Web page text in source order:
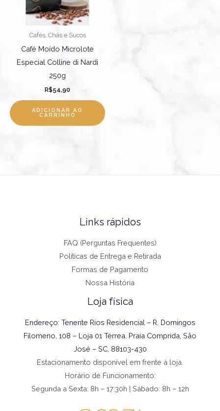
Cafés, Chás e Sucos
Café Moído Microlote
Especial Colline di Nardi
250g
R$54,90
ADICIONAR AO
CARRINHO
Links rápidos
FAQ (Perguntas Frequentes)
Políticas de Entrega e Retirada
Formas de Pagamento
Nossa História
Loja física
Endereço: Tenente Rios Residencial – R. Domingos
Filomeno, 108 – Loja 01 Térrea. Praia Comprida, São
José – SC, 88103-430
Estacionamento disponível em frente à loja.
Horário de Funcionamento:
Segunda a Sexta: 8h – 17:30h | Sábado: 8h – 12h